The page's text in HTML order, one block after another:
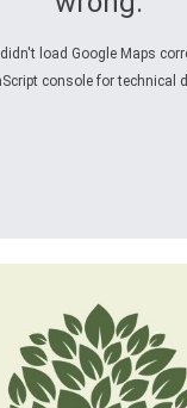
load Google Maps
console for technical